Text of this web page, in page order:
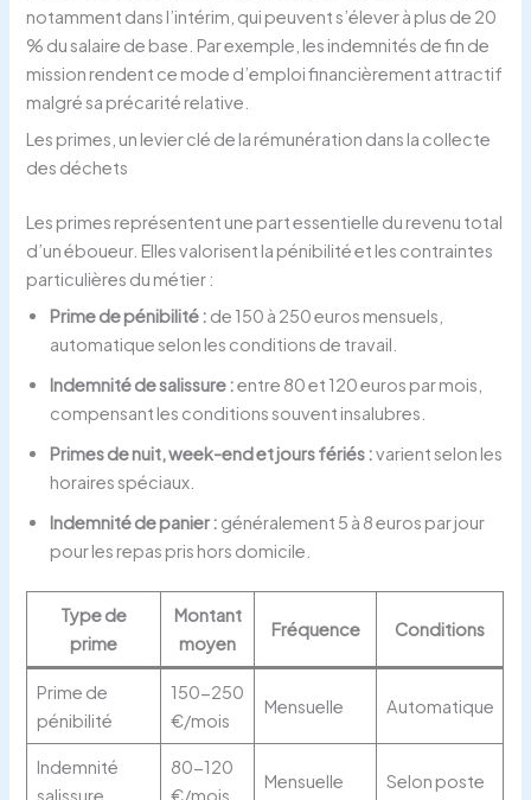
notamment dans l’intérim, qui peuvent s’élever à plus de 20
% du salaire de base. Par exemple, les indemnités de fin de
mission rendent ce mode d’emploi financièrement attractif
malgré sa précarité relative.
Les primes, un levier clé de la rémunération dans la collecte
des déchets
Les primes représentent une part essentielle du revenu total
d’un éboueur. Elles valorisent la pénibilité et les contraintes
particulières du métier :
Prime de pénibilité : de 150 à 250 euros mensuels,
automatique selon les conditions de travail.
Indemnité de salissure :entre 80 et 120 euros par mois,
compensant les conditions souvent insalubres.
Primes de nuit, week-end et jours fériés :varient selon les
horaires spéciaux.
Indemnité de panier : généralement 5 à 8 euros par jour
pour les repas pris hors domicile.
Type de
prime
Montant
moyen
Fréquence Conditions
Prime de
pénibilité
150-250
€/mois
Mensuelle Automatique
Indemnité
salissure
80-120
€/mois
Mensuelle Selon poste